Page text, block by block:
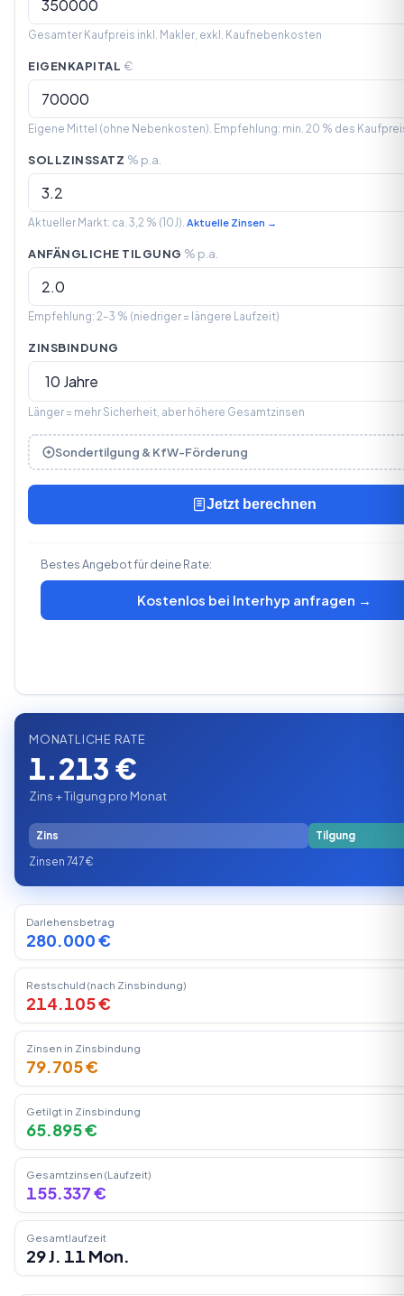
Gesamter Kaufpreis inkl. Makler, exkl. Kaufnebenkosten
EIGENKAPITAL €
Eigene Mittel (ohne Nebenkosten). Empfehlung: min. 20 % des
SOLLZINSSATZ % p.a.
Aktueller Markt: ca. 3,2 % (10J). Aktuelle Zinsen →
ANFÄNGLICHE TILGUNG % p.a.
Empfehlung: 2–3 % (niedriger = längere Laufzeit)
ZINSBINDUNG
Länger = mehr Sicherheit, aber höhere Gesamtzinsen
Sondertilgung & KfW-Förderung
Jetzt berechnen
Bestes Angebot für deine Rate:
Kostenlos bei Interhyp anfragen →
MONATLICHE RATE
1.213 €
Zins + Tilgung pro Monat
Zins
Tilgung
Zinsen 747 €
Darlehensbetrag
280.000 €
Restschuld (nach Zinsbindung)
214.105 €
Zinsen in Zinsbindung
79.705 €
Getilgt in Zinsbindung
65.895 €
Gesamtzinsen (Laufzeit)
155.337 €
Gesamtlaufzeit
29 J. 11 Mon.